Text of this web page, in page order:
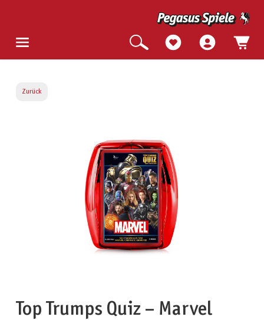
Zurück
Top Trumps Quiz – Marvel